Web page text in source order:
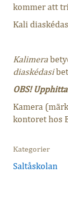
kommer att
Kali
Kalimera
diaskédasi
OBS!
Kamera
kontoret hos
Kategorier
Saltåskolan